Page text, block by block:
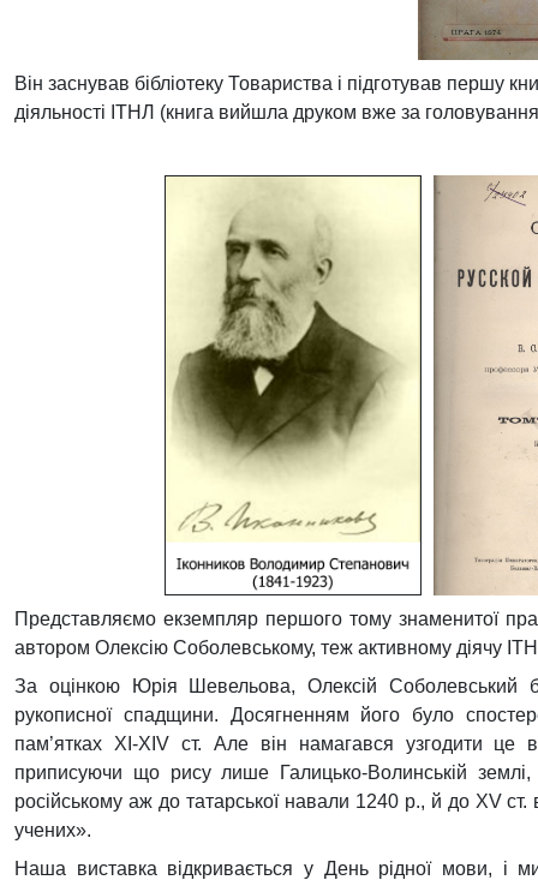
Він заснував бібліотеку Товариства і підготував першу
діяльності ІТНЛ (книга вийшла друком вже за
Представляємо екземпляр першого тому знаменитої
автором Олексію Соболевському, теж активному діячу
За оцінкою Юрія Шевельова, Олексій Соболевський
рукописної спадщини. Досягненням його було
пам’ятках XI-XIV ст. Але він намагався узгодити це
приписуючи що рису лише Галицько-Волинській
російському аж до татарської навали 1240 р., й до XV
учених».
Наша виставка відкривається у День рідної мови, і